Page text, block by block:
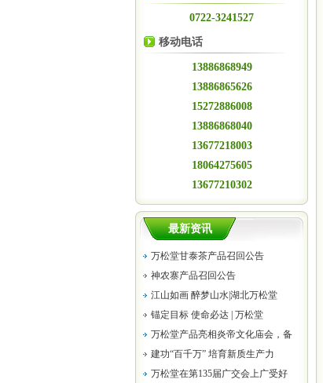
0722-3241527
移动电话
13886868949
13886865626
15272886008
13886868040
13677218003
18064275605
13677210302
最新资讯
万松堂甘泰茶产品召回公告
神农寨产品召回公告
江山如画 醉梦山水|湖北万松堂
锚定目标 使命必达 | 万松堂
万松堂产品亮相炎帝文化庙会，备
建功“百千万” 培育新质生产力
万松堂在第135届广交会上广受好